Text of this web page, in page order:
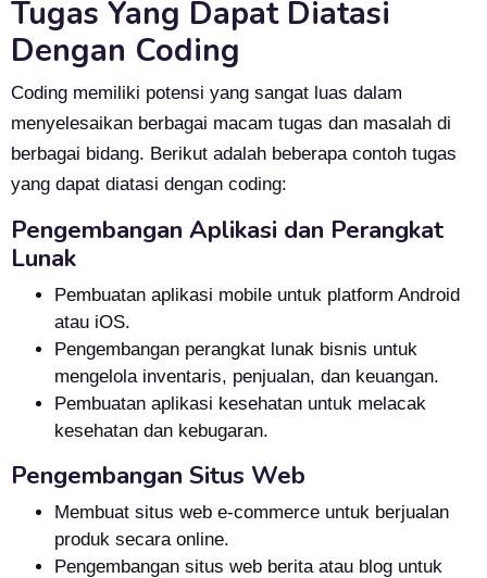
Tugas Yang Dapat Diatasi
Dengan Coding
Coding memiliki potensi yang sangat luas dalam
menyelesaikan berbagai macam tugas dan masalah di
berbagai bidang. Berikut adalah beberapa contoh tugas
yang dapat diatasi dengan coding:
Pengembangan Aplikasi dan Perangkat
Lunak
Pembuatan aplikasi mobile untuk platform Android
atau iOS.
Pengembangan perangkat lunak bisnis untuk
mengelola inventaris, penjualan, dan keuangan.
Pembuatan aplikasi kesehatan untuk melacak
kesehatan dan kebugaran.
Pengembangan Situs Web
Membuat situs web e-commerce untuk berjualan
produk secara online.
Pengembangan situs web berita atau blog untuk